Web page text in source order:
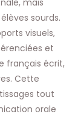
mais
sourds.
visuels,
et
français écrit,
Cette
tout
orale